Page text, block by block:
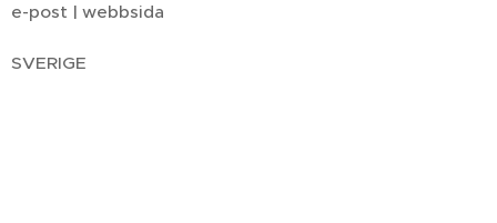
e-post | webbsida
SVERIGE